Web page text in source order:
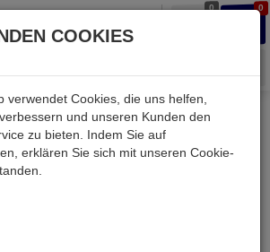
0 0
Kessler electronic
Computer
COOKIES
verwendet Cookies, die uns helfen,
und unseren Kunden den
zu bieten. Indem Sie auf
erklären Sie sich mit unseren Cookie-